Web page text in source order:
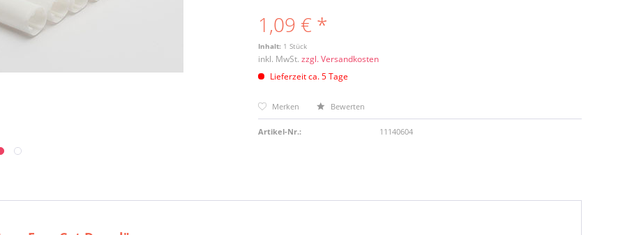
1,09 € *
Inhalt: 1 Stück
inkl. MwSt.zzgl. Versandkosten
Lieferzeit ca. 5 Tage
Merken Bewerten
Artikel-Nr.: 11140604